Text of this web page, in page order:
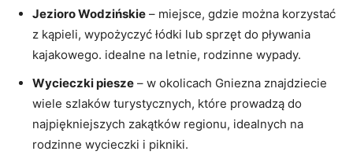
Jezioro Wodzińskie – miejsce, gdzie ⁢można​ korzystać
z kąpieli, wypożyczyć łódki lub⁢ sprzęt​ do pływania
kajakowego. idealne na letnie, ​rodzinne wypady.
Wycieczki piesze – w okolicach Gniezna znajdziecie
wiele szlaków turystycznych,⁢ które prowadzą do
najpiękniejszych zakątków regionu,⁣ idealnych na
rodzinne wycieczki ⁣i pikniki.